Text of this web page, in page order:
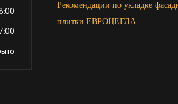
Рекомендации по укладке
плитки ЕВРОЦЕГЛА